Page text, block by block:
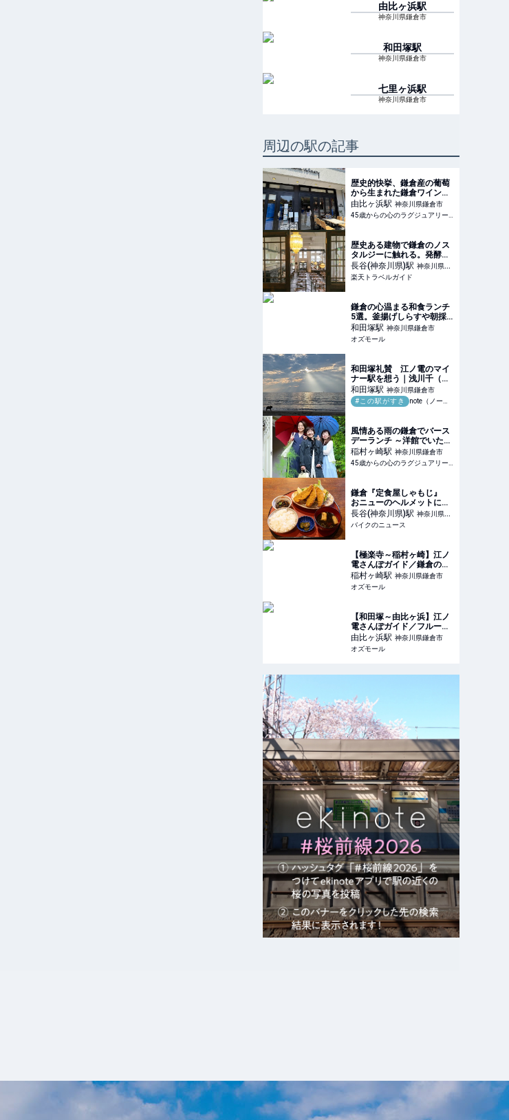
由比ヶ浜駅
神奈川県鎌倉市
和田塚駅
神奈川県鎌倉市
七里ヶ浜駅
神奈川県鎌倉市
周辺の駅の記事
歴史的快挙、鎌倉産の葡萄
から生まれた鎌倉ワイン！
そのルーツを巡るツアーに
参加してきました。直営の
葡萄畑巡りやカフェ
ワインに合わせて、ラン
チ、デザートを楽しんで来
まし
由比ヶ浜駅 神奈川県鎌倉市
45歳からの心のラグジュアリーメディア
歴史ある建物で鎌倉のノス
タルジーに触れる。発酵文
化と湘南の恵みを味わう
「MOKICHI
KAMAKURA」 【楽天トラ
長谷(神奈川県)駅 神奈川県鎌
倉市
楽天トラベルガイド
鎌倉の心温まる和食ランチ
5選。釜揚げしらすや朝採
れ魚などを使用した、地元
人からも愛されるお店をご
和田塚駅 神奈川県鎌倉市
オズモール
和田塚礼賛 江ノ電のマイ
ナー駅を想う｜浅川千（ラ
イター・校正者・編集者）
和田塚駅 神奈川県鎌倉市
#この駅がすき
note（ノート）
風情ある雨の鎌倉でバース
デーランチ ～洋館でいただ
く極上フレンチ～
稲村ヶ崎駅 神奈川県鎌倉市
45歳からの心のラグジュアリーメディア
鎌倉『定食屋しゃもじ』
おニューのヘルメットにご
機嫌プチツーリングで遅め
のランチを堪能!! 美味しい
アジフライを求めて走る旅
長谷(神奈川県)駅 神奈川県鎌
倉市
バイクのニュース
【極楽寺～稲村ヶ崎】江ノ
電さんぽガイド／鎌倉のロ
ーカルな街並みに溶け込
む、洋菓子店などの名店を
稲村ヶ崎駅 神奈川県鎌倉市
オズモール
【和田塚～由比ヶ浜】江ノ
電さんぽガイド／フルーツ
好きな店主のカフェや酒屋
さんなど4店舗を満喫 -
由比ヶ浜駅 神奈川県鎌倉市
オズモール